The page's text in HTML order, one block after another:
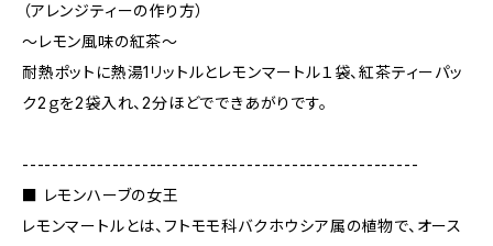
（アレンジティーの作り方）
～レモン風味の紅茶～
耐熱ポットに熱湯1リットルとレモンマートル１袋、紅茶ティーパッ
ク2ｇを2袋入れ、2分ほどでできあがりです。
-----------------------------------------------------
■ レモンハーブの女王
レモンマートルとは、フトモモ科バクホウシア属の植物で、オース